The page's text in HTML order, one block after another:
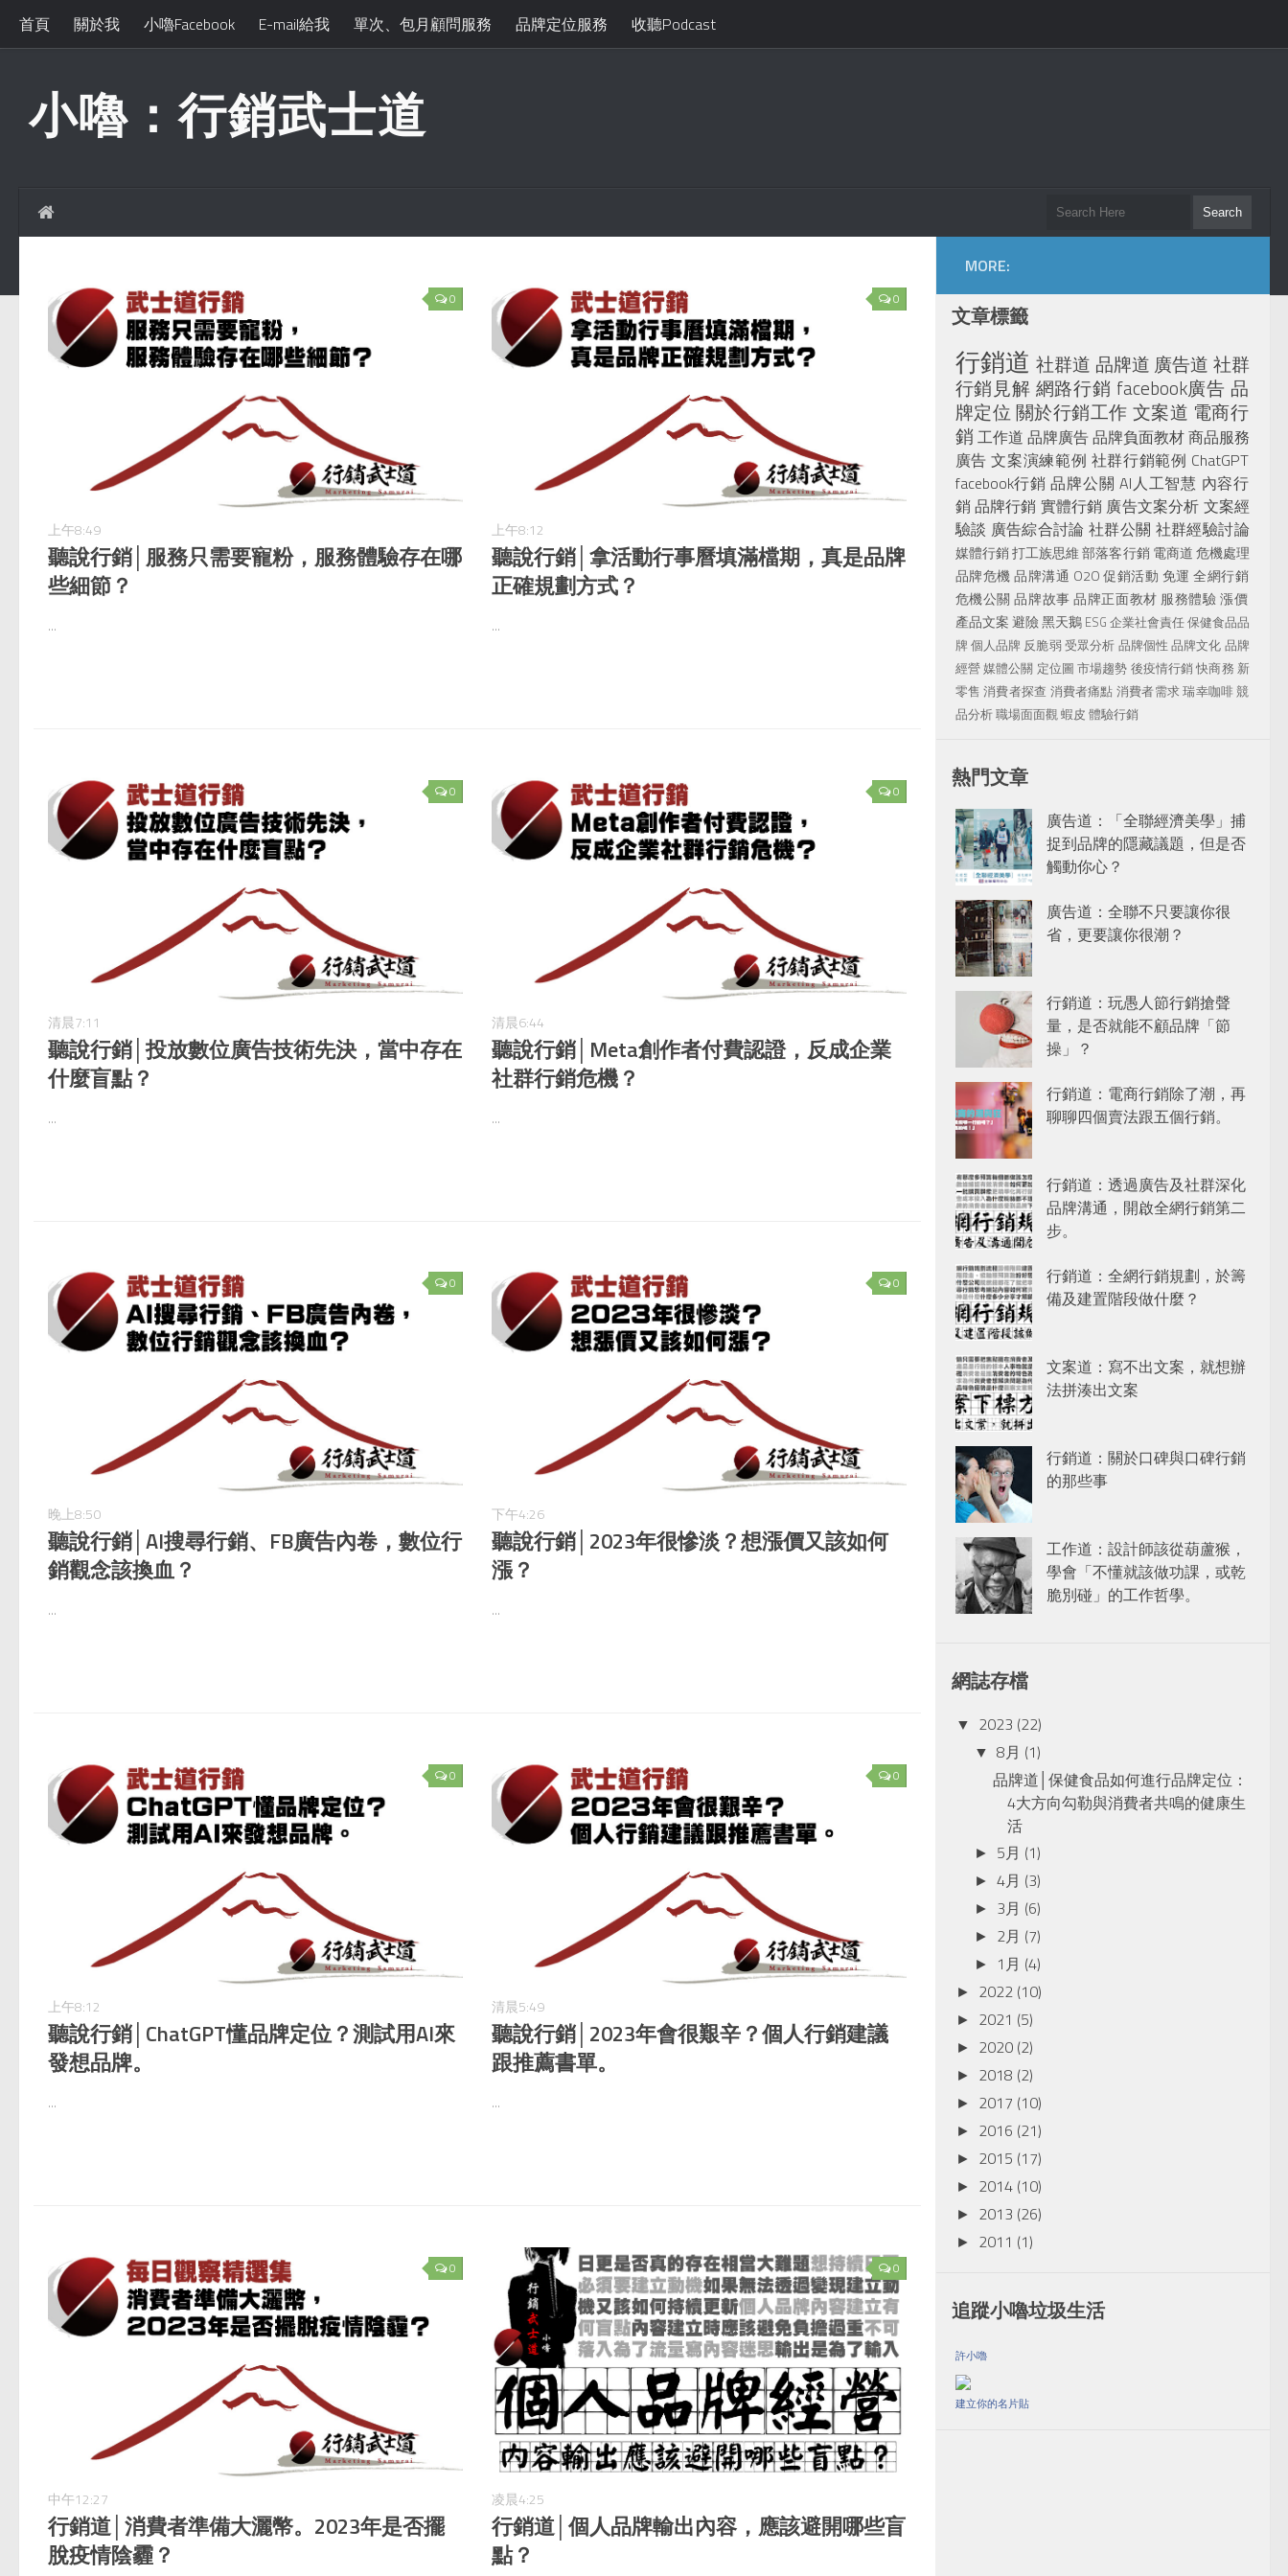
首頁 關於我 小嚕Facebook E-mail給我 單次、包月顧問服務 品牌定位服務 收聽Podcast
小嚕：行銷武士道
0
上午8:49
聽說行銷│服務只需要寵粉，服務體驗存在哪
些細節？
...
0
上午8:12
聽說行銷│拿活動行事曆填滿檔期，真是品牌
正確規劃方式？
...
0
清晨7:11
聽說行銷│投放數位廣告技術先決，當中存在
什麼盲點？
...
0
清晨6:44
聽說行銷│Meta創作者付費認證，反成企業
社群行銷危機？
...
0
晚上8:50
聽說行銷│AI搜尋行銷、FB廣告內卷，數位行
銷觀念該換血？
...
0
下午4:26
聽說行銷│2023年很慘淡？想漲價又該如何
漲？
...
0
上午8:12
聽說行銷│ChatGPT懂品牌定位？測試用AI來
發想品牌。
...
0
清晨5:49
聽說行銷│2023年會很艱辛？個人行銷建議
跟推薦書單。
...
0
中午12:27
行銷道│消費者準備大灑幣。2023年是否擺
脫疫情陰霾？
0
凌晨4:25
行銷道│個人品牌輸出內容，應該避開哪些盲
點？
MORE:
文章標籤
行銷道 社群道 品牌道 廣告道 社群
行銷見解 網路行銷 facebook廣告 品
牌定位關於行銷工作 文案道 電商行
銷 工作道 品牌廣告品牌負面教材商品服務
廣告 文案演練範例 社群行銷範例 ChatGPT
facebook行銷 品牌公關 AI人工智慧 內容行
銷品牌行銷 實體行銷 廣告文案分析 文案經
驗談 廣告綜合討論 社群公關 社群經驗討論
媒體行銷打工族思維部落客行銷電商道危機處理
品牌危機品牌溝通 O2O促銷活動 免運 全網行銷
危機公關 品牌故事品牌正面教材服務體驗漲價
產品文案避險黑天鵝 ESG 企業社會責任保健食品品
牌 個人品牌 反脆弱受眾分析 品牌個性品牌文化 品牌
經營媒體公關 定位圖 市場趨勢 後疫情行銷快商務 新
零售 消費者探查 消費者痛點 消費者需求瑞幸咖啡競
品分析職場面面觀蝦皮 體驗行銷
熱門文章
廣告道：「全聯經濟美學」捕
捉到品牌的隱藏議題，但是否
觸動你心？
廣告道：全聯不只要讓你很
省，更要讓你很潮？
行銷道：玩愚人節行銷搶聲
量，是否就能不顧品牌「節
操」？
行銷道：電商行銷除了潮，再
聊聊四個賣法跟五個行銷。
行銷道：透過廣告及社群深化
品牌溝通，開啟全網行銷第二
步。
行銷道：全網行銷規劃，於籌
備及建置階段做什麼？
文案道：寫不出文案，就想辦
法拼湊出文案
行銷道：關於口碑與口碑行銷
的那些事
工作道：設計師該從葫蘆猴，
學會「不懂就該做功課，或乾
脆別碰」的工作哲學。
網誌存檔
▼ 2023 (22)
▼ 8月 (1)
品牌道│保健食品如何進行品牌定位：
4大方向勾勒與消費者共鳴的健康生
活
► 5月 (1)
► 4月 (3)
► 3月 (6)
► 2月 (7)
► 1月 (4)
► 2022 (10)
► 2021 (5)
► 2020 (2)
► 2018 (2)
► 2017 (10)
► 2016 (21)
► 2015 (17)
► 2014 (10)
► 2013 (26)
► 2011 (1)
追蹤小嚕垃圾生活
許小嚕
建立你的名片貼